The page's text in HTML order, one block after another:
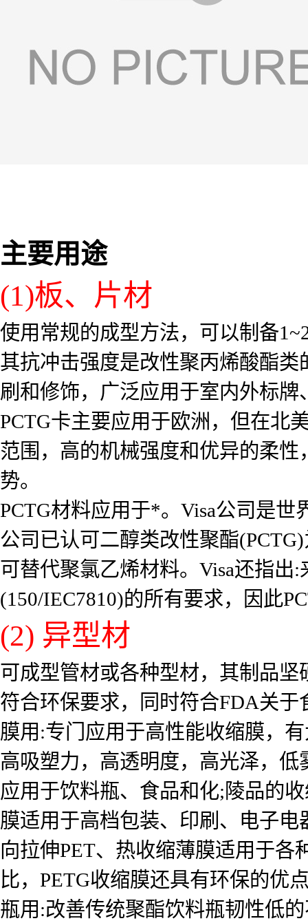
主要用途
(1)板、片材
使用常规的成型方法，可以制备
其抗冲击强度是改性聚丙烯酸酯
刷和修饰，广泛应用于室内外标
PCTG卡主要应用于欧洲，但在北
范围，高的机械强度和优异的柔
势。
PCTG材料应用于*。Visa公司是
公司已认可二醇类改性聚酯
可替代聚氯乙烯材料。Visa还指出
(150/IEC7810)的所有要求，因此
(2) 异型材
可成型管材或各种型材，其制品
符合环保要求，同时符合FDA关
膜用:专门应用于高性能收缩膜，
高吸塑力，高透明度，高光泽，
应用于饮料瓶、食品和化;陵品的
膜适用于高档包装、印刷、电子
向拉伸PET、热收缩薄膜适用于各
比，PETG收缩膜还具有环保的优
瓶用:改善传统聚酯饮料瓶韧性低